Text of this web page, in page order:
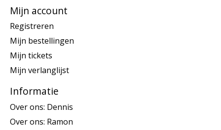
Mijn account
Registreren
Mijn bestellingen
Mijn tickets
Mijn verlanglijst
Informatie
Over ons: Dennis
Over ons: Ramon